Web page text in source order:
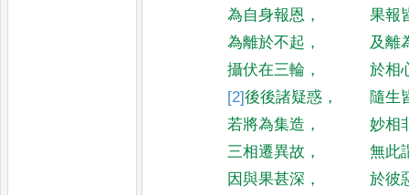
為自身報恩 ，
果報
為離於不起 ，
及離
攝伏在三輪 ，
於相
[2]後後諸疑惑 ，
隨生
若將為集造 ，
妙相
三相遷異故 ，
無此
因與果甚深 ，
於彼